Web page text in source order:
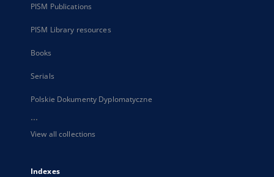
PISM Publications
PISM Library resources
Books
Serials
Polskie Dokumenty Dyplomatyczne
...
View all collections
Indexes